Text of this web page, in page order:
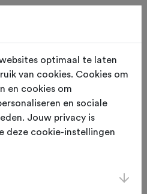
op 15-7-2026.
De Peel
optimaal te laten
van cookies. Cookies om
en cookies om
en sociale
Jouw privacy is
deze cookie-instellingen